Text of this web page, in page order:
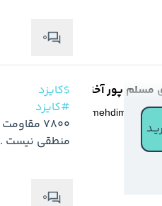
0
مسلم پور آخته خانه
پیش
$کایزد
#کایزد
منطقی نیست ...
0